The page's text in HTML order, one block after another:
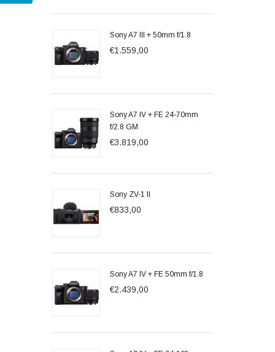
Sony A7 III + 50mm f/1.8
€1.559,00
Sony A7 IV + FE 24-70mm
f/2.8 GM
€3.819,00
Sony ZV-1 II
€833,00
Sony A7 IV + FE 50mm f/1.8
€2.439,00